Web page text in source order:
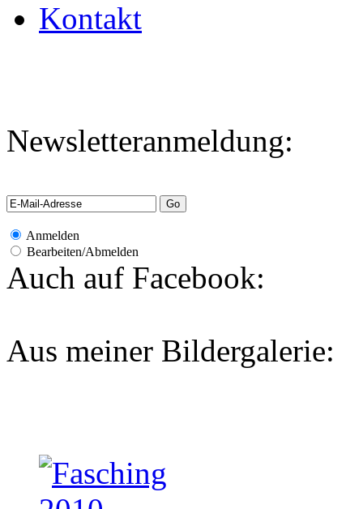
Kontakt
Newsletteranmeldung:
Anmelden
Bearbeiten/Abmelden
Auch auf Facebook:
Aus meiner Bildergalerie: